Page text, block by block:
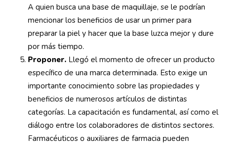
A quien busca una base de maquillaje, se le podrían
mencionar los beneficios de usar un primer para
preparar la piel y hacer que la base luzca mejor y dure
por más tiempo.
Proponer. Llegó el momento de ofrecer un producto
específico de una marca determinada. Esto exige un
importante conocimiento sobre las propiedades y
beneficios de numerosos artículos de distintas
categorías. La capacitación es fundamental, así como el
diálogo entre los colaboradores de distintos sectores.
Farmacéuticos o auxiliares de farmacia pueden